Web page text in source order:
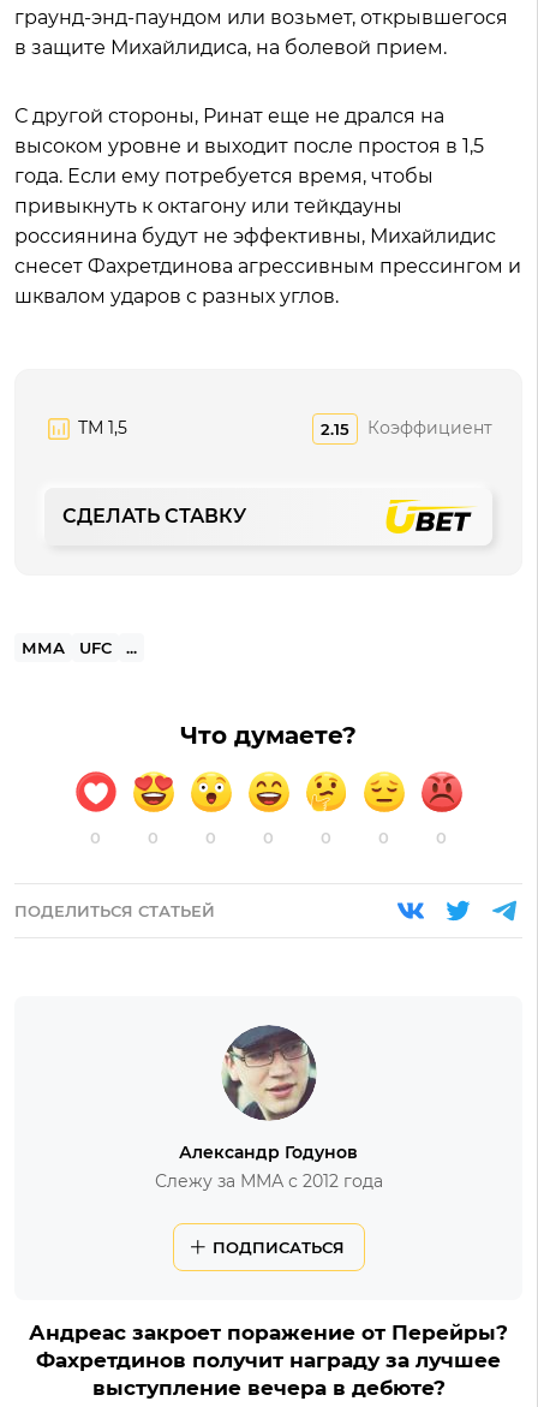
граунд-энд-паундом или возьмет, открывшегося
в защите Михайлидиса, на болевой прием.
С другой стороны, Ринат еще не дрался на
высоком уровне и выходит после простоя в 1,5
года. Если ему потребуется время, чтобы
привыкнуть к октагону или тейкдауны
россиянина будут не эффективны, Михайлидис
снесет Фахретдинова агрессивным прессингом и
шквалом ударов с разных углов.
ТМ 1,5 2.15 Коэффициент
СДЕЛАТЬ СТАВКУ
ММА UFC ...
Что думаете?
0 0 0 0 0 0 0
ПОДЕЛИТЬСЯ СТАТЬЕЙ
Александр Годунов
Слежу за ММА с 2012 года
ПОДПИСАТЬСЯ
Андреас закроет поражение от Перейры?
Фахретдинов получит награду за лучшее
выступление вечера в дебюте?